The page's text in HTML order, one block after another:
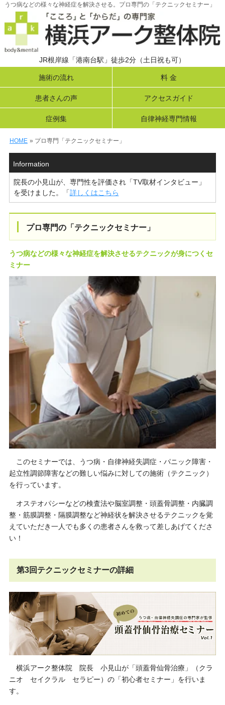
うつ病などの様々な神経症を解決させる。プロ専門の「テクニックセミナー」
JR根岸線「港南台駅」徒歩2分（土日祝も可）
施術の流れ 料 金
患者さんの声 アクセスガイド
症例集 自律神経専門情報
HOME » プロ専門「テクニックセミナー」
Information
院長の小見山が、専門性を評価され「TV取材インタビュー」
を受けました。「詳しくはこちら
プロ専門の「テクニックセミナー」
うつ病などの様々な神経症を解決させるテクニックが身につくセ
ミナー
このセミナーでは、うつ病・自律神経失調症・パニック障害・
起立性調節障害などの難しい悩みに対しての施術（テクニック）
を行っています。
オステオパシーなどの検査法や脳室調整・頭蓋骨調整・内臓調
整・筋膜調整・隔膜調整など神経状を解決させるテクニックを覚
えていただき一人でも多くの患者さんを救って差しあげてくださ
い！
第3回テクニックセミナーの詳細
横浜アーク整体院 院長 小見山が「頭蓋骨仙骨治療」（クラ
ニオ セイクラル セラピー）の「初心者セミナー」を行いま
す。